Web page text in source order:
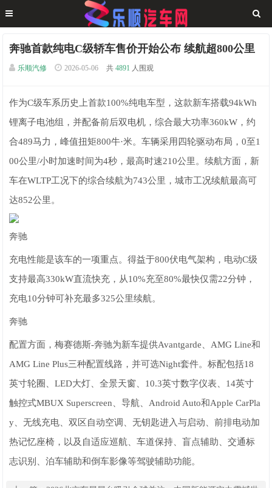
奔驰首款纯电C级轿车售价开始公布 续航超800公里
乐顺汽修 2026-05-06 共 4891 人围观
作为C级车系历史上首款100%纯电车型，这款新车搭载94kWh
锂离子电池组，并配备前后双电机，综合最大功率360kW，约
合489马力，峰值扭矩800牛·米。车辆采用四轮驱动布局，0至1
00公里/小时加速时间为4秒，最高时速210公里。续航方面，新
车在WLTP工况下的综合续航为743公里，城市工况续航最高可
达852公里。
奔驰
充电性能是该车的一项重点。得益于800伏电气架构，电动C级
支持最高330kW直流快充，从10%充至80%最快仅需22分钟，
充电10分钟可补充最多325公里续航。
奔驰
配置方面，梅赛德斯-奔驰为新车提供Avantgarde、AMG Line和
AMG Line Plus三种配置线路，并可选Night套件。标配包括18
英寸轮圈、LED大灯、全景天窗、10.3英寸数字仪表、14英寸
触控式MBUX Superscreen、导航、Android Auto和Apple CarPla
y、无线充电、双区自动空调、无钥匙进入与启动、前排电动加
热记忆座椅，以及自适应巡航、车道保持、盲点辅助、交通标
志识别、泊车辅助和倒车影像等驾驶辅助功能。